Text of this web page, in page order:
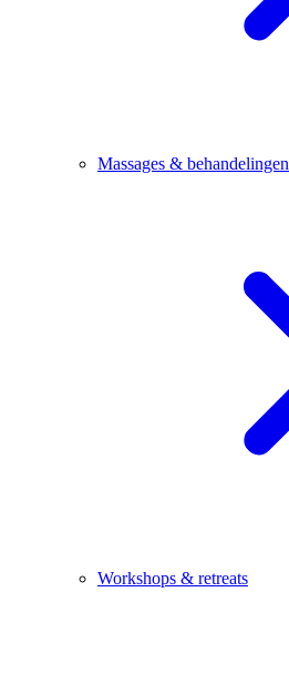
Massages & behandelingen
Workshops & retreats